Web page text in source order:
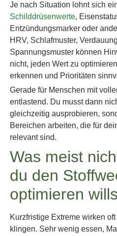
Je nach Situation lohnt sich
Schilddrüsenwerte,
Entzündungsmarker oder
HRV, Schlafmuster,
Spannungsmuster können
nicht, jeden Wert zu
erkennen und Prioritäten
Gerade für Menschen mit
entlastend. Du musst dann
gleichzeitig ausprobieren,
Bereichen arbeiten, die für
relevant sind.
Was meist
du den
optimieren
Kurzfristige Extreme wirken
klingen. Sehr wenig essen,